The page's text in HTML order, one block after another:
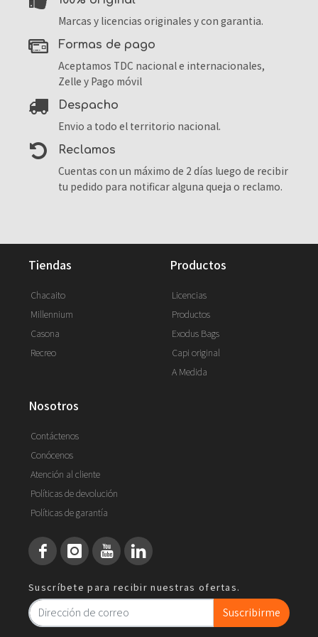
Marcas y licencias originales y con garantia.
formas de pago
Aceptamos TDC nacional e internacionales,
Zelle y Pago móvil
despacho
Envio a todo el territorio nacional.
reclamos
Cuentas con un máximo de 2 días luego de recibir
tu pedido para notificar alguna queja o reclamo.
tiendas
Chacaito
Millennium
Casona
Recreo
productos
Licencias
Productos
Exodus Bags
Capi original
A Medida
nosotros
Contáctenos
Conócenos
Atención al cliente
Políticas de devolución
Políticas de garantía
Suscríbete para recibir nuestras ofertas.
Suscribirme